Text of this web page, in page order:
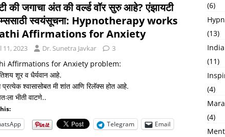
की जगाचा अंत की वर्ल्ड वॉर सुरु आहे? एंझायटी
स्वयंसूचना: Hypnotherapy works
Affirmations for Anxiety
11, 2023 Dr. Sunetra Javkar 3
Affirmations for Anxiety problem:
शूर व धैर्यवान आहे.
प्रत्येक श्वासासोबत मी शांत आणि रिलॅक्स होत आहे.
भीती वाटणे..
Telegram Email
(6)
(13)
(11)
(4)
(4)